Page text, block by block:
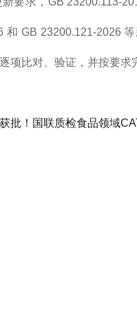
和 GB 23200.121-2026
项比对、验证，并按要求